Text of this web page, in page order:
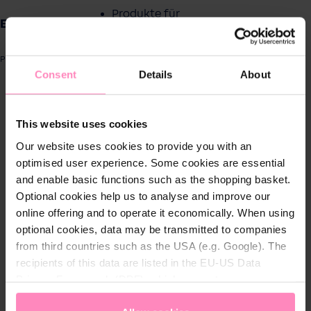
Consent Details About
This website uses cookies
Our website uses cookies to provide you with an
optimised user experience. Some cookies are essential
and enable basic functions such as the shopping basket.
Optional cookies help us to analyse and improve our
online offering and to operate it economically. When using
optional cookies, data may be transmitted to companies
from third countries such as the USA (e.g. Google). The
recipients of this data are listed in the EU-US Data
appropriate level of data protection. You canaccept all
Produkte für
Lösungen für
Kundenservice
Über BWT
BWT im Sport
BHT Business Hemd
Produktnummer: 9010625028823
überspringen